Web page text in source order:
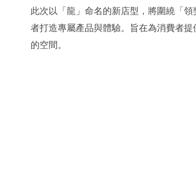
此次以「龍」命名的新店型，將圍繞「
者打造專屬產品與體驗。旨在為消費者
的空間。